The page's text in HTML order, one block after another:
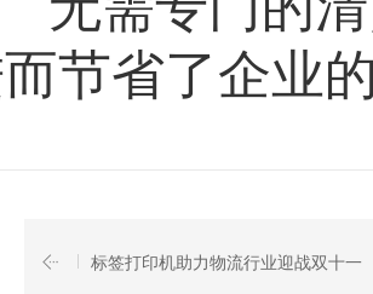
节省了企业
标签打印机助力物流行业迎战双十一